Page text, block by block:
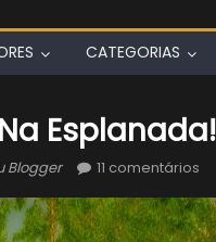
CATEGORIAS
Esplanada!
Blogger 11 comentários